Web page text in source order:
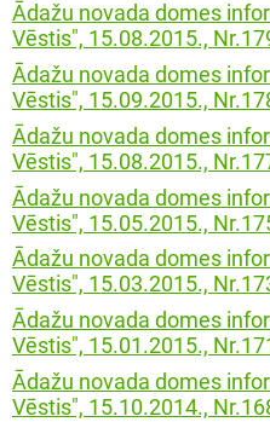
Ādažu novada domes
Vēstis", 15.08.2015.,
Ādažu novada domes
Vēstis", 15.09.2015.,
Ādažu novada domes
Vēstis", 15.08.2015.,
Ādažu novada domes
Vēstis", 15.05.2015.,
Ādažu novada domes
Vēstis", 15.03.2015.,
Ādažu novada domes
Vēstis", 15.01.2015.,
Ādažu novada domes
Vēstis", 15.10.2014.,